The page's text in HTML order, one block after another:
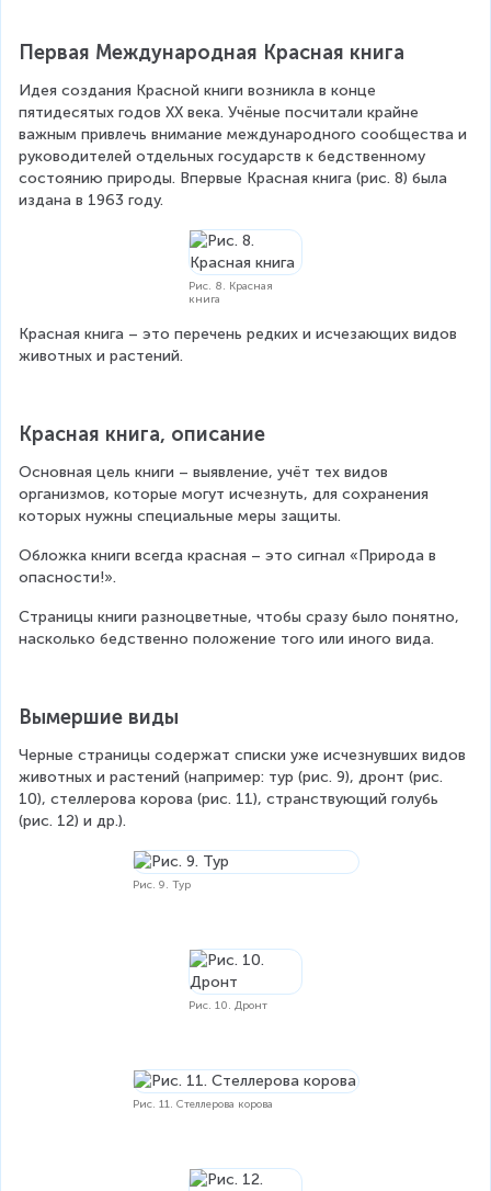
Первая Международная Красная книга
Идея создания Красной книги возникла в конце
пятидесятых годов XX века. Учёные посчитали крайне
важным привлечь внимание международного сообщества и
руководителей отдельных государств к бедственному
состоянию природы. Впервые Красная книга (рис. 8) была
издана в 1963 году.
Рис. 8. Красная
книга
Красная книга – это перечень редких и исчезающих видов
животных и растений.
Красная книга, описание
Основная цель книги – выявление, учёт тех видов
организмов, которые могут исчезнуть, для сохранения
которых нужны специальные меры защиты.
Обложка книги всегда красная – это сигнал «Природа в
опасности!».
Страницы книги разноцветные, чтобы сразу было понятно,
насколько бедственно положение того или иного вида.
Вымершие виды
Черные страницы содержат списки уже исчезнувших видов
животных и растений (например: тур (рис. 9), дронт (рис.
10), стеллерова корова (рис. 11), странствующий голубь
(рис. 12) и др.).
Рис. 9. Тур
Рис. 10. Дронт
Рис. 11. Стеллерова корова